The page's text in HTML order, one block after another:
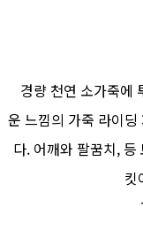
경량 천연 소가죽에
운 느낌의 가죽 라이
다. 어깨와 팔꿈치,
킷